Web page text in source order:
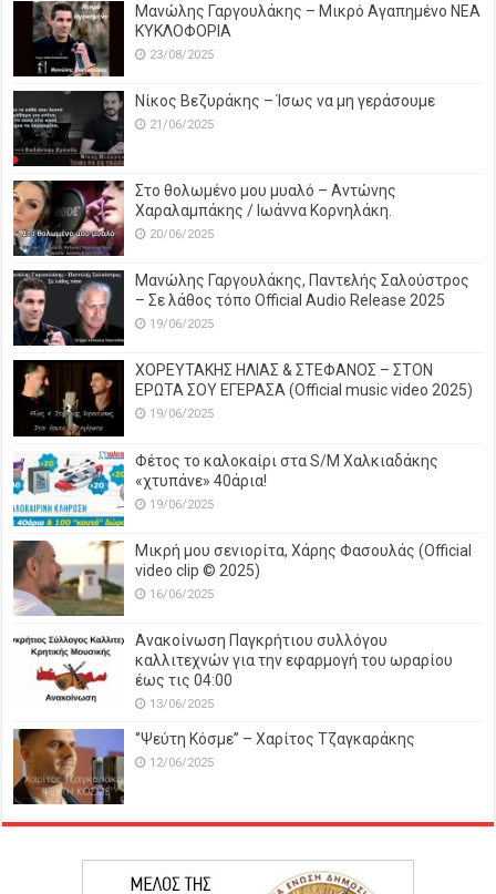
Μανώλης Γαργουλάκης – Μικρό Αγαπημένο NEΑ
ΚΥΚΛΟΦΟΡΙΑ
23/08/2025
Νίκος Βεζυράκης – Ίσως να μη γεράσουμε
21/06/2025
Στο θολωμένο μου μυαλό – Αντώνης
Χαραλαμπάκης / Ιωάννα Κορνηλάκη.
20/06/2025
Μανώλης Γαργουλάκης, Παντελής Σαλούστρος
– Σε λάθος τόπο Official Audio Release 2025
19/06/2025
ΧΟΡΕΥΤΑΚΗΣ ΗΛΙΑΣ & ΣΤΕΦΑΝΟΣ – ΣΤΟΝ
ΕΡΩΤΑ ΣΟΥ ΕΓΕΡΑΣΑ (Official music video 2025)
19/06/2025
Φέτος το καλοκαίρι στα S/M Χαλκιαδάκης
«χτυπάνε» 40άρια!
19/06/2025
Μικρή μου σενιορίτα, Χάρης Φασουλάς (Official
video clip © 2025)
16/06/2025
Ανακοίνωση Παγκρήτιου συλλόγου
καλλιτεχνών για την εφαρμογή του ωραρίου
έως τις 04:00
13/06/2025
‘’Ψεύτη Κόσμε’’ – Χαρίτος Τζαγκαράκης
12/06/2025